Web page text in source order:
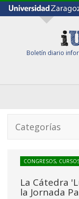
Boletín diario
Categorías
CONGRESOS,
La Cátedra
la Jornada